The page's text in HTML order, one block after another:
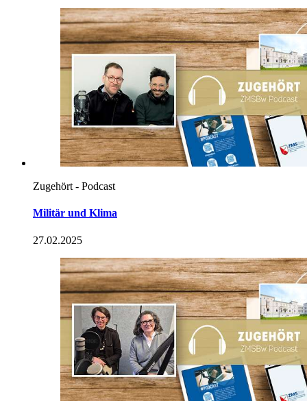
Zugehört - Podcast
Militär und Klima
27.02.2025